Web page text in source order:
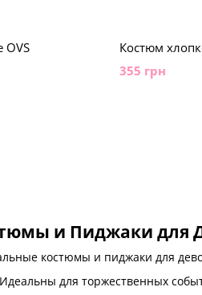
и Пиджаки для
костюмы и пиджаки для
Идеальны для торжественных
OVS
Костюм
355 грн